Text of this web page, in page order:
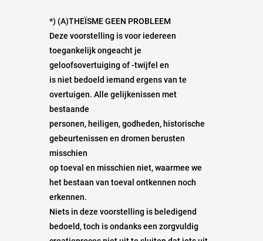
*) (A)THEÏSME GEEN PROBLEEM
Deze voorstelling is voor iedereen
toegankelijk ongeacht je
geloofsovertuiging of -twijfel en
is niet bedoeld iemand ergens van te
overtuigen. Alle gelijkenissen met
bestaande
personen, heiligen, godheden, historische
gebeurtenissen en dromen berusten
misschien
op toeval en misschien niet, waarmee we
het bestaan van toeval ontkennen noch
erkennen.
Niets in deze voorstelling is beledigend
bedoeld, toch is ondanks een zorgvuldig